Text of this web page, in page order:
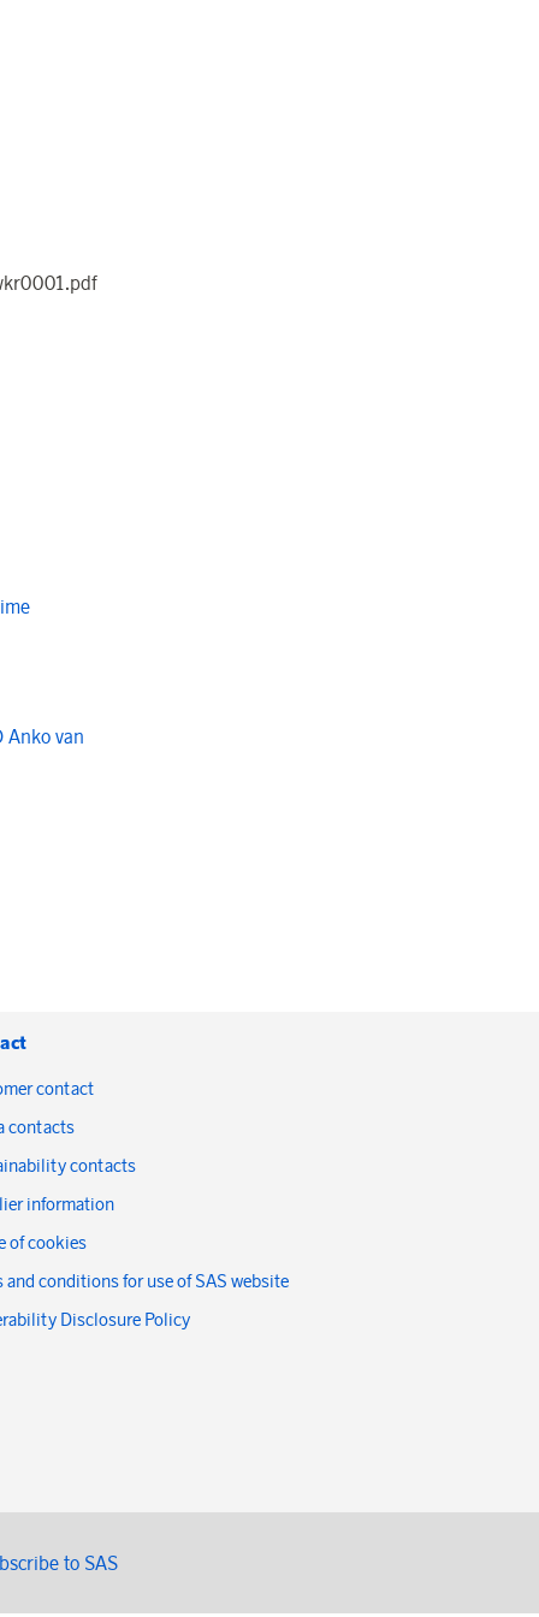
Anko van
contact
contacts
contacts
information
of cookies
and conditions for use of SAS website
Disclosure Policy
to SAS